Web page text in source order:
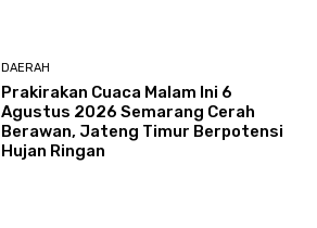
DAERAH
Prakirakan Cuaca Malam Ini 6
Agustus 2026 Semarang Cerah
Berawan, Jateng Timur Berpotensi
Hujan Ringan